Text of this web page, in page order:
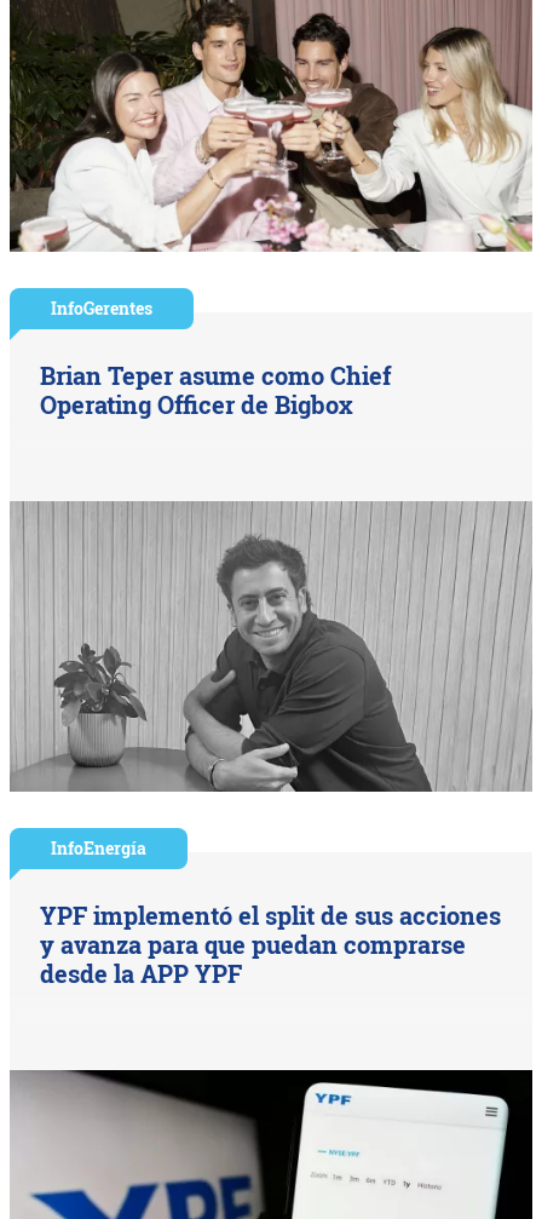
InfoGerentes
Brian Teper asume como Chief
Operating Officer de Bigbox
InfoEnergía
YPF implementó el split de sus acciones
y avanza para que puedan comprarse
desde la APP YPF